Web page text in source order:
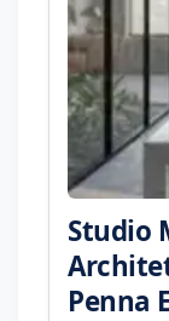
Studio
Penna